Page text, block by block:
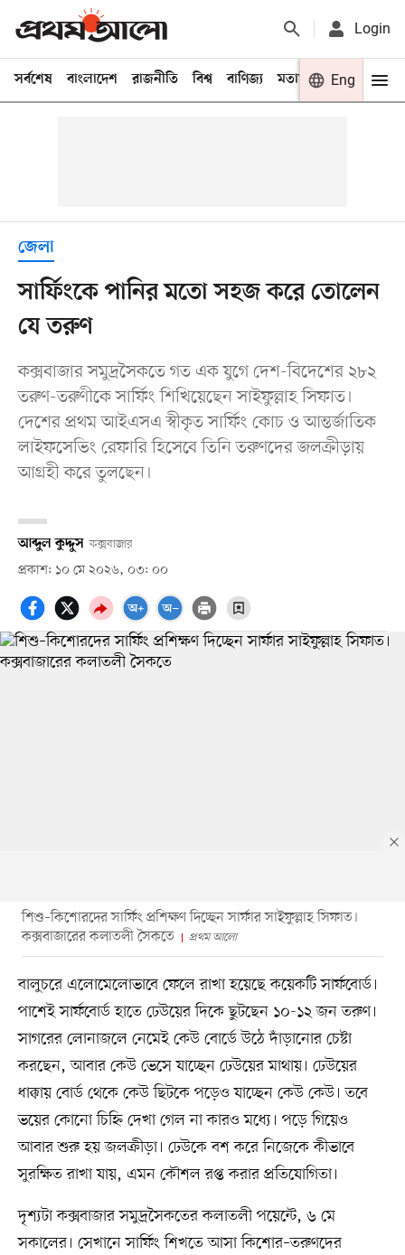
Login
সর্বশেষ বাংলাদেশ রাজনীতি বিশ্ব বাণিজ্য মতামত খেলা
Eng
জেলা
সার্ফিংকে পানির মতো সহজ করে তোলেন
যে তরুণ
কক্সবাজার সমুদ্রসৈকতে গত এক যুগে দেশ-বিদেশের ২৮২
তরুণ-তরুণীকে সার্ফিং শিখিয়েছেন সাইফুল্লাহ সিফাত।
দেশের প্রথম আইএসএ স্বীকৃত সার্ফিং কোচ ও আন্তর্জাতিক
লাইফসেভিং রেফারি হিসেবে তিনি তরুণদের জলক্রীড়ায়
আগ্রহী করে তুলছেন।
আব্দুল কুদ্দুস কক্সবাজার
প্রকাশ: ১০ মে ২০২৬, ০৩: ০০
শিশু–কিশোরদের সার্ফিং প্রশিক্ষণ দিচ্ছেন সার্ফার সাইফুল্লাহ সিফাত।
কক্সবাজারের কলাতলী সৈকতে
প্রথম আলো
বালুচরে এলোমেলোভাবে ফেলে রাখা হয়েছে কয়েকটি সার্ফবোর্ড।
পাশেই সার্ফবোর্ড হাতে ঢেউয়ের দিকে ছুটছেন ১০-১২ জন তরুণ।
সাগরের লোনাজলে নেমেই কেউ বোর্ডে উঠে দাঁড়ানোর চেষ্টা
করছেন, আবার কেউ ভেসে যাচ্ছেন ঢেউয়ের মাথায়। ঢেউয়ের
ধাক্কায় বোর্ড থেকে কেউ ছিটকে পড়েও যাচ্ছেন কেউ কেউ। তবে
ভয়ের কোনো চিহ্নি দেখা গেল না কারও মধ্যে। পড়ে গিয়েও
আবার শুরু হয় জলক্রীড়া। ঢেউকে বশ করে নিজেকে কীভাবে
সুরক্ষিত রাখা যায়, এমন কৌশল রপ্ত করার প্রতিযোগিতা।
দৃশ্যটা কক্সবাজার সমুদ্রসৈকতের কলাতলী পয়েন্টে, ৬ মে
সকালের। সেখানে সার্ফিং শিখতে আসা কিশোর–তরুণদের